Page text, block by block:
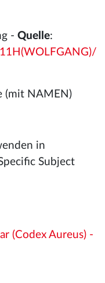
- Quelle:
(mit NAMEN)
in
Subject
(Codex Aureus) -